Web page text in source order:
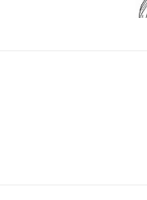
생성해줘""뒷면
도와 정면과 우측